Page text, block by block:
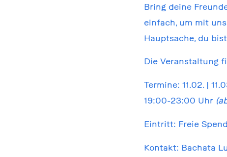
Bring deine
einfach, um mit
Hauptsache, du
Die Veranstaltung
Termine: 11.02. |
19:00-23:00 Uhr
Eintritt: Freie
Kontakt: Bachata